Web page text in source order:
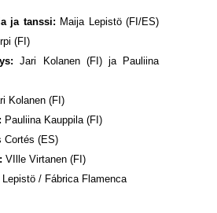
ja tanssi: Maija Lepistö (FI/ES)
(FI)
Jari Kolanen (FI) ja Pauliina
Kolanen (FI)
Pauliina Kauppila (FI)
Cortés (ES)
VIlle Virtanen (FI)
Lepistö / Fábrica Flamenca